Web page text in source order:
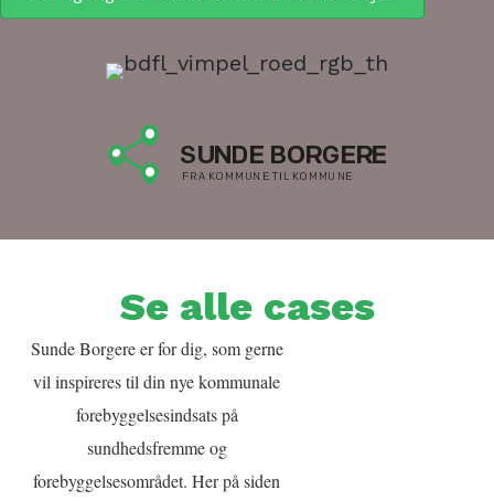
Se alle cases
Sunde Borgere er for dig, som gerne
vil inspireres til din nye kommunale
forebyggelsesindsats på
sundhedsfremme og
forebyggelsesområdet. Her på siden